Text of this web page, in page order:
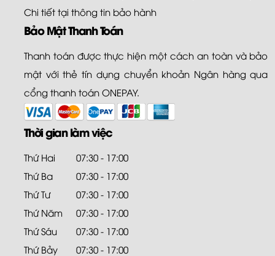
Chi tiết tại thông tin bảo hành
Bảo Mật Thanh Toán
Thanh toán được thực hiện một cách an toàn và bảo
mật với thẻ tín dụng chuyển khoản Ngân hàng qua
cổng thanh toán ONEPAY.
Thời gian làm việc
Thứ Hai
07:30 - 17:00
Thứ Ba
07:30 - 17:00
Thứ Tư
07:30 - 17:00
Thứ Năm
07:30 - 17:00
Thứ Sáu
07:30 - 17:00
Thứ Bảy
07:30 - 17:00